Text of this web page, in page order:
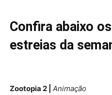
Confira abaixo
estreias da
Zootopia 2 | Animação